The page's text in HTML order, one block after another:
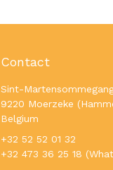
Contact
Sint-
9220 Moerzeke
Belgium
+32 52 52 01 32
+32 473 36 25 18